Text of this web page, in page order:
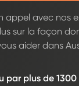
appel avec nos
sur la façon
aider dans
par plus de